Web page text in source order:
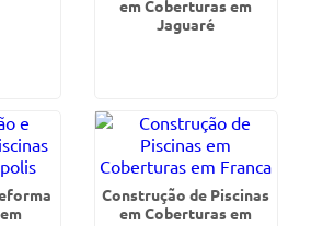
em Coberturas em
Jaguaré
Construção de Piscinas
em Coberturas em